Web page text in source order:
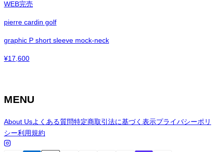
WEB完売
pierre cardin golf
graphic P short sleeve mock-neck
¥17,600
MENU
About Usよくある質問特定商取引法に基づく表示プライバシーポリ
シー利用規約